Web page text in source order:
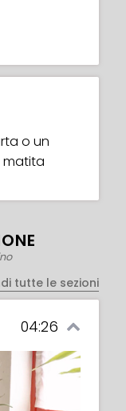
o un
matita
tutte le sezioni
04:26